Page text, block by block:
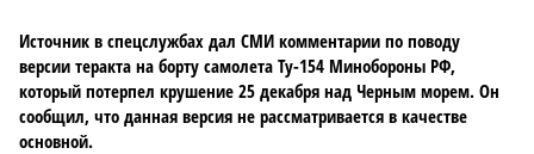
Источник в спецслужбах дал СМИ комментарии по поводу
версии теракта на борту самолета Ту-154 Минобороны РФ,
который потерпел крушение 25 декабря над Черным морем. Он
сообщил, что данная версия не рассматривается в качестве
основной.